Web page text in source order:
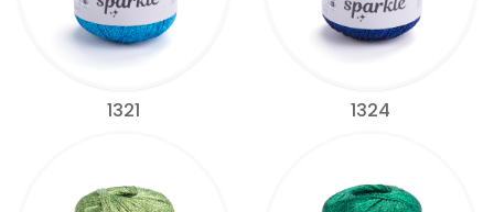
1321 1324